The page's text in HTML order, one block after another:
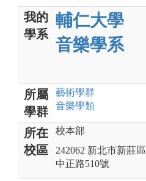
我的
學系
輔仁大學
音樂學系
所屬
學群
藝術學群
音樂學類
所在
校區
校本部
242062 新北市新莊區
中正路510號